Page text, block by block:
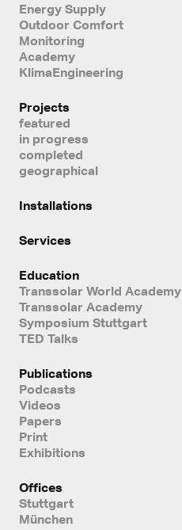
Energy Supply
Outdoor Comfort
Monitoring
Academy
KlimaEngineering
Projects
featured
in progress
completed
geographical
Installations
Services
Education
Transsolar World Academy
Transsolar Academy
Symposium Stuttgart
TED Talks
Publications
Podcasts
Videos
Papers
Print
Exhibitions
Offices
Stuttgart
München